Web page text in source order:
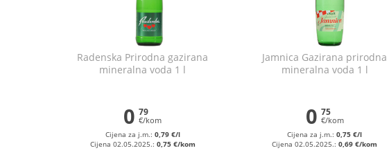
Radenska Prirodna gazirana
mineralna voda 1 l
0 79
€/kom
Cijena za j.m.: 0,79 €/l
Cijena 02.05.2025.: 0,75 €/kom
Jamnica Gazirana prirodna
mineralna voda 1 l
0 75
€/kom
Cijena za j.m.:0,75 €/l
Cijena 02.05.2025.:0,69 €/kom